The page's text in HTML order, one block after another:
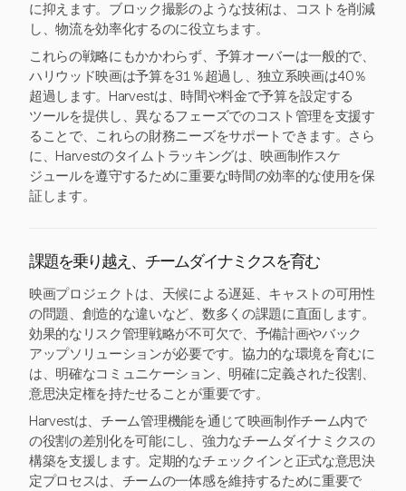
に抑えます。ブロック撮影のような技術は、コストを削減
し、物流を効率化するのに役立ちます。
これらの戦略にもかかわらず、予算オーバーは一般的で、
ハリウッド映画は予算を31％超過し、独立系映画は40％
超過します。Harvestは、時間や料金で予算を設定する
ツールを提供し、異なるフェーズでのコスト管理を支援す
ることで、これらの財務ニーズをサポートできます。さら
に、Harvestのタイムトラッキングは、映画制作スケ
ジュールを遵守するために重要な時間の効率的な使用を保
証します。
課題を乗り越え、チームダイナミクスを育む
映画プロジェクトは、天候による遅延、キャストの可用性
の問題、創造的な違いなど、数多くの課題に直面します。
効果的なリスク管理戦略が不可欠で、予備計画やバック
アップソリューションが必要です。協力的な環境を育むに
は、明確なコミュニケーション、明確に定義された役割、
意思決定権を持たせることが重要です。
Harvestは、チーム管理機能を通じて映画制作チーム内で
の役割の差別化を可能にし、強力なチームダイナミクスの
構築を支援します。定期的なチェックインと正式な意思決
定プロセスは、チームの一体感を維持するために重要で